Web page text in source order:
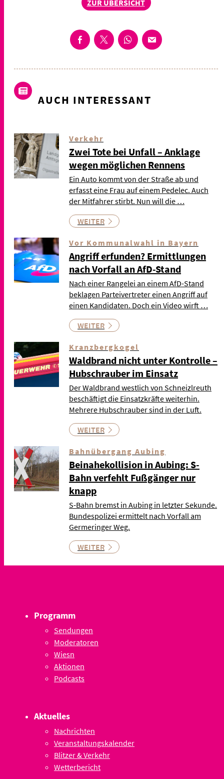
ZUR ÜBERSICHT
AUCH INTERESSANT
Verkehr
Zwei Tote bei Unfall – Anklage
wegen möglichen Rennens
Ein Auto kommt von der Straße ab und
erfasst eine Frau auf einem Pedelec. Auch
der Mitfahrer stirbt. Nun will die …
WEITER
Vor Kommunalwahl in Bayern
Angriff erfunden? Ermittlungen
nach Vorfall an AfD-Stand
Nach einer Rangelei an einem AfD-Stand
beklagen Parteivertreter einen Angriff auf
einen Kandidaten. Doch ein Video wirft …
WEITER
Kranzbergkogel
Waldbrand nicht unter Kontrolle –
Hubschrauber im Einsatz
Der Waldbrand westlich von Schneizlreuth
beschäftigt die Einsatzkräfte weiterhin.
Mehrere Hubschrauber sind in der Luft.
WEITER
Bahnübergang Aubing
Beinahekollision in Aubing: S-
Bahn verfehlt Fußgänger nur
knapp
S-Bahn bremst in Aubing in letzter Sekunde.
Bundespolizei ermittelt nach Vorfall am
Germeringer Weg.
WEITER
Programm
Sendungen
Moderatoren
Wiesn
Aktionen
Podcasts
Aktuelles
Nachrichten
Veranstaltungskalender
Blitzer & Verkehr
Wetterbericht